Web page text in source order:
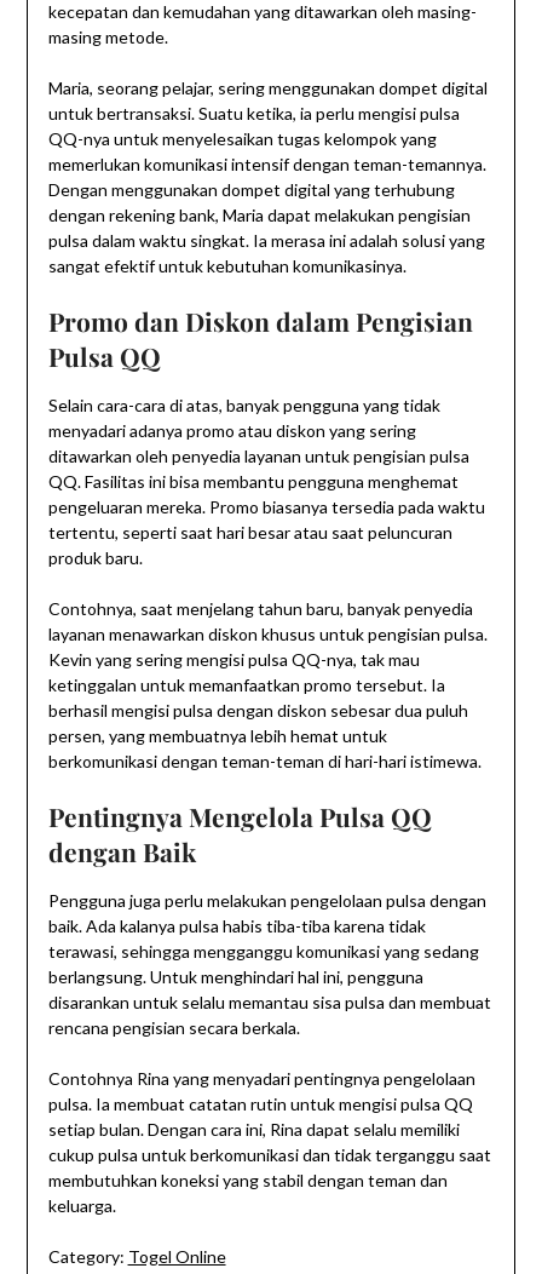
kecepatan dan kemudahan yang ditawarkan oleh masing-
masing metode.
Maria, seorang pelajar, sering menggunakan dompet digital
untuk bertransaksi. Suatu ketika, ia perlu mengisi pulsa
QQ-nya untuk menyelesaikan tugas kelompok yang
memerlukan komunikasi intensif dengan teman-temannya.
Dengan menggunakan dompet digital yang terhubung
dengan rekening bank, Maria dapat melakukan pengisian
pulsa dalam waktu singkat. Ia merasa ini adalah solusi yang
sangat efektif untuk kebutuhan komunikasinya.
Promo dan Diskon dalam Pengisian
Pulsa QQ
Selain cara-cara di atas, banyak pengguna yang tidak
menyadari adanya promo atau diskon yang sering
ditawarkan oleh penyedia layanan untuk pengisian pulsa
QQ. Fasilitas ini bisa membantu pengguna menghemat
pengeluaran mereka. Promo biasanya tersedia pada waktu
tertentu, seperti saat hari besar atau saat peluncuran
produk baru.
Contohnya, saat menjelang tahun baru, banyak penyedia
layanan menawarkan diskon khusus untuk pengisian pulsa.
Kevin yang sering mengisi pulsa QQ-nya, tak mau
ketinggalan untuk memanfaatkan promo tersebut. Ia
berhasil mengisi pulsa dengan diskon sebesar dua puluh
persen, yang membuatnya lebih hemat untuk
berkomunikasi dengan teman-teman di hari-hari istimewa.
Pentingnya Mengelola Pulsa QQ
dengan Baik
Pengguna juga perlu melakukan pengelolaan pulsa dengan
baik. Ada kalanya pulsa habis tiba-tiba karena tidak
terawasi, sehingga mengganggu komunikasi yang sedang
berlangsung. Untuk menghindari hal ini, pengguna
disarankan untuk selalu memantau sisa pulsa dan membuat
rencana pengisian secara berkala.
Contohnya Rina yang menyadari pentingnya pengelolaan
pulsa. Ia membuat catatan rutin untuk mengisi pulsa QQ
setiap bulan. Dengan cara ini, Rina dapat selalu memiliki
cukup pulsa untuk berkomunikasi dan tidak terganggu saat
membutuhkan koneksi yang stabil dengan teman dan
keluarga.
Category: Togel Online